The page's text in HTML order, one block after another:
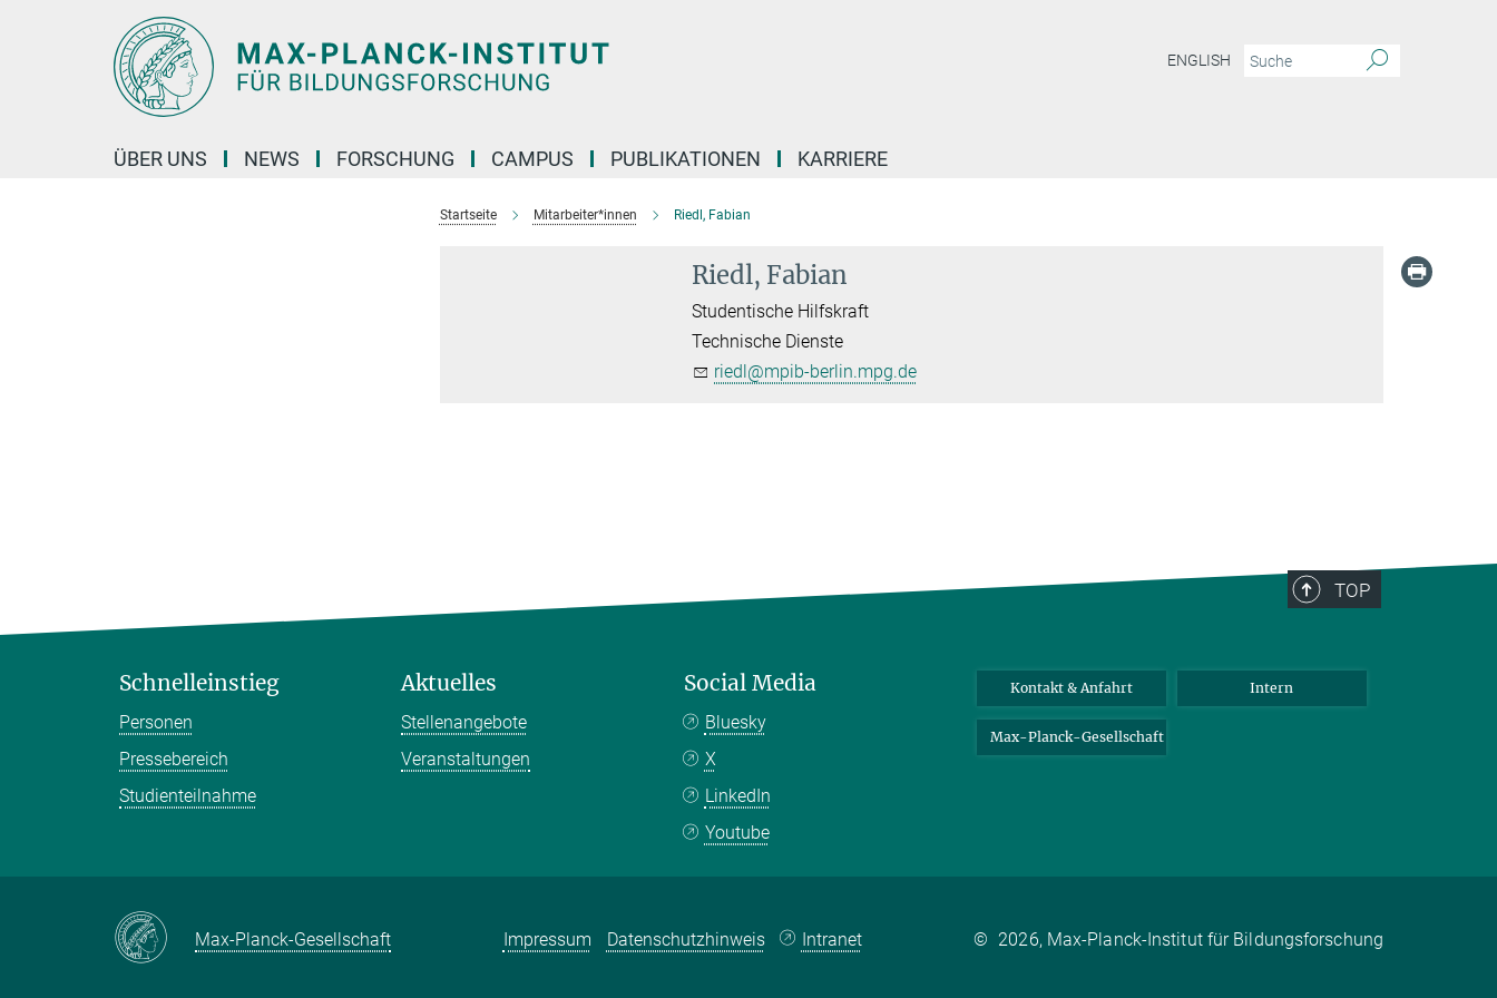
ENGLISH
ÜBER UNS NEWS FORSCHUNG CAMPUS PUBLIKATIONEN KARRIERE
Startseite Mitarbeiter*innen Riedl, Fabian
Riedl, Fabian
Studentische Hilfskraft
Technische Dienste
riedl@mpib-berlin.mpg.de
TOP
Schnelleinstieg
Personen
Pressebereich
Studienteilnahme
Aktuelles
Stellenangebote
Veranstaltungen
Social Media
Bluesky
X
LinkedIn
Youtube
Kontakt & Anfahrt Intern
Max-Planck-Gesellschaft
Max-Planck-Gesellschaft Impressum Datenschutzhinweis Intranet © 2026, Max-Planck-Institut für Bildungsforschung